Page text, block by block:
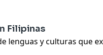
Filipinas
lenguas y culturas que